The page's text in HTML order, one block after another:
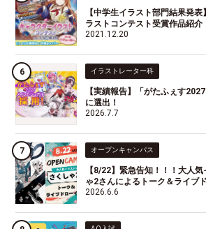
【中学生イラスト部門結果発
ラストコンテスト受賞作品紹介
2021.12.20
イラストレーター科
【実績報告】「がたふぇす
に選出！
2026.7.7
オープンキャンパス
【8/22】緊急告知！！！大人
ゃ2さんによるトーク＆ライブ
2026.6.6